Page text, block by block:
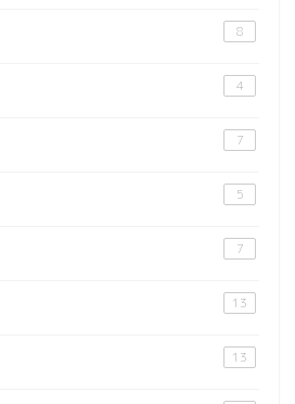
8
4
7
5
7
13
13